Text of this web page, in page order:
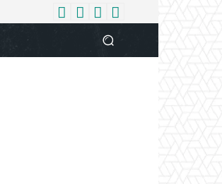
बिजनेस आपकी आवाज